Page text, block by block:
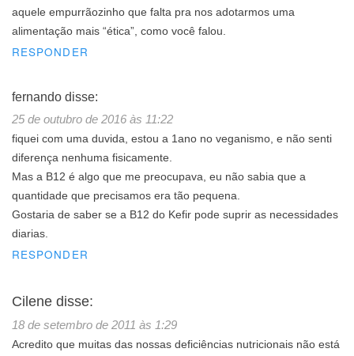
aquele empurrãozinho que falta pra nos adotarmos uma
alimentação mais “ética”, como você falou.
RESPONDER
fernando disse:
25 de outubro de 2016 às 11:22
fiquei com uma duvida, estou a 1ano no veganismo, e não senti
diferença nenhuma fisicamente.
Mas a B12 é algo que me preocupava, eu não sabia que a
quantidade que precisamos era tão pequena.
Gostaria de saber se a B12 do Kefir pode suprir as necessidades
diarias.
RESPONDER
Cilene disse:
18 de setembro de 2011 às 1:29
Acredito que muitas das nossas deficiências nutricionais não está